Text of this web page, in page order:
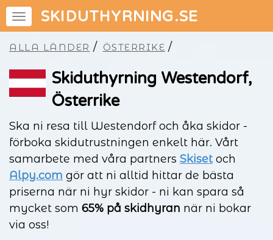
SKIDUTHYRNING.SE
ALLA LÄNDER / ÖSTERRIKE /
Skiduthyrning Westendorf,
Österrike
Ska ni resa till Westendorf och åka skidor -
förboka skidutrustningen enkelt här. Vårt
samarbete med våra partners Skiset och
Alpy.com gör att ni alltid hittar de bästa
priserna när ni hyr skidor - ni kan spara så
mycket som 65% på skidhyran när ni bokar
via oss!